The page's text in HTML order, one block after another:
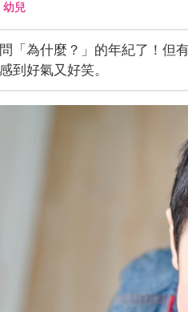
幼兒
「為什麼？」的年紀了！但
到好氣又好笑。